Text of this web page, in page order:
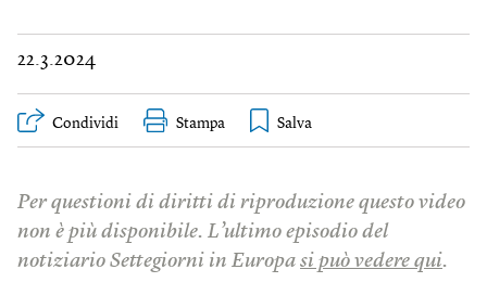
22.3.2024
Condividi Stampa
Per questioni di diritti di riproduzione questo video
non è più disponibile. L’ultimo episodio del
notiziario Settegiorni in Europa si può vedere qui.